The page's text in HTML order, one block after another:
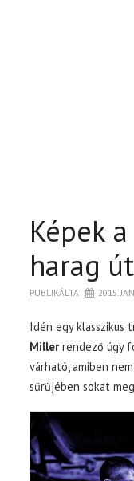
Képek
harag
PUBLIKÁLTA 2015.
Idén egy klasszikus
Millerrendező úgy
várható, amiben
sűrűjében sokat